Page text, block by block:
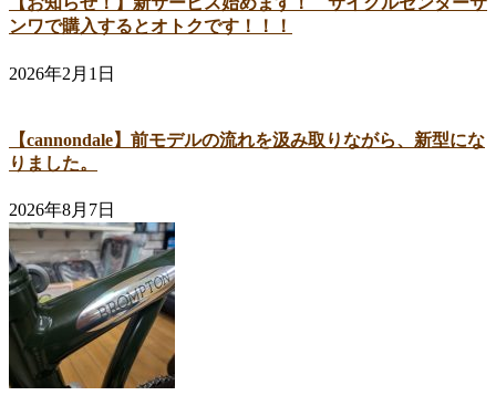
ンワで購入するとオトクです！！！
2026年2月1日
【cannondale】前モデルの流れを汲み取りながら、新型にな
りました。
2026年8月7日